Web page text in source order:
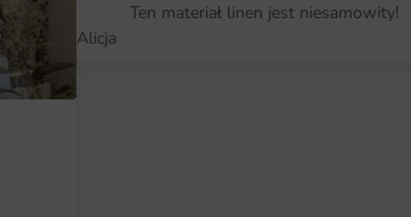
Dlaczego warto wybrać tę
Wysoka jakość materiałów i
Łatwy montaż, który można
Ekologiczne tusze, które są
Ten materiał linen jest niesamowity!
Alicja